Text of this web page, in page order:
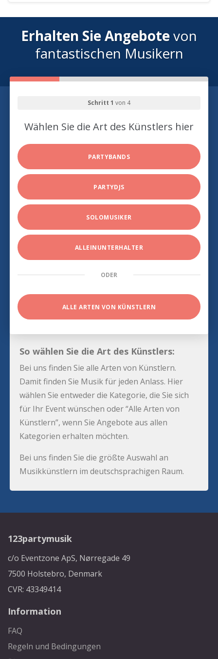
Erhalten Sie Angebotevon
fantastischen Musikern
Schritt 1 von 4
Wählen Sie die Art des Künstlers hier
PARTYBANDS
PARTYDJS
SOLOMUSIKER
ALLEINUNTERHALTER
ODER
ALLE ARTEN VON KÜNSTLERN
So wählen Sie die Art des Künstlers:
Bei uns finden Sie alle Arten von Künstlern.
Damit finden Sie Musik für jeden Anlass. Hier
wählen Sie entweder die Kategorie, die Sie sich
für Ihr Event wünschen oder “Alle Arten von
Künstlern”, wenn Sie Angebote aus allen
Kategorien erhalten möchten.
Bei uns finden Sie die größte Auswahl an
Musikkünstlern im deutschsprachigen Raum.
123partymusik
c/o Eventzone ApS, Nørregade 49
7500 Holstebro, Denmark
CVR: 43349414
Information
FAQ
Regeln und Bedingungen